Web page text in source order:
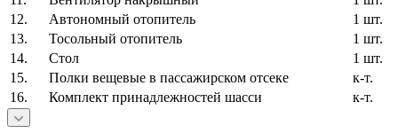
12.
Автономный отопитель
1 шт.
13.
Тосольный отопитель
1 шт.
14.
Стол
1 шт.
15.
Полки вещевые в пассажирском отсеке
к-т.
16.
Комплект принадлежностей шасси к-т.